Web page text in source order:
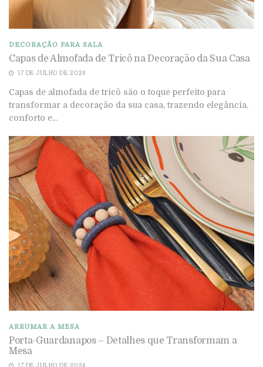
DECORAÇÃO PARA SALA
Capas de Almofada de Tricô na Decoração da Sua Casa
17 DE JULHO DE 2024
Capas de almofada de tricô são o toque perfeito para
transformar a decoração da sua casa, trazendo elegância,
conforto e...
ARRUMAR A MESA
Porta-Guardanapos – Detalhes que Transformam a
Mesa